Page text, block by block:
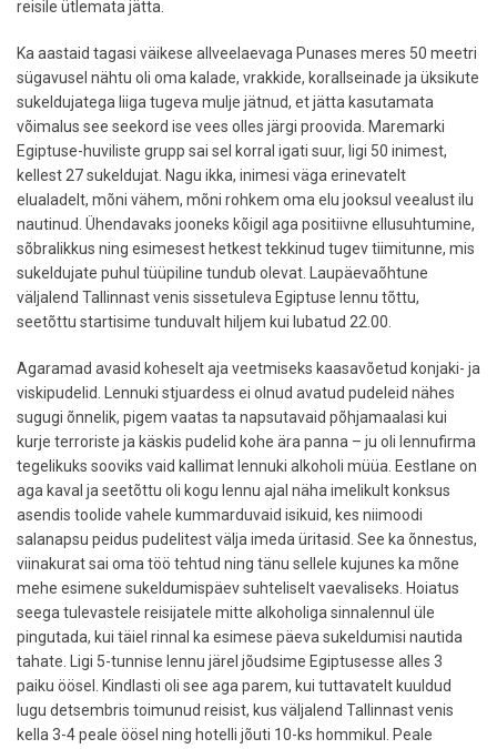
reisile ütlemata jätta.
Ka aastaid tagasi väikese allveelaevaga Punases meres 50 meetri
sügavusel nähtu oli oma kalade, vrakkide, korallseinade ja üksikute
sukeldujatega liiga tugeva mulje jätnud, et jätta kasutamata
võimalus see seekord ise vees olles järgi proovida. Maremarki
Egiptuse-huviliste grupp sai sel korral igati suur, ligi 50 inimest,
kellest 27 sukeldujat. Nagu ikka, inimesi väga erinevatelt
elualadelt, mõni vähem, mõni rohkem oma elu jooksul veealust ilu
nautinud. Ühendavaks jooneks kõigil aga positiivne ellusuhtumine,
sõbralikkus ning esimesest hetkest tekkinud tugev tiimitunne, mis
sukeldujate puhul tüüpiline tundub olevat. Laupäevaõhtune
väljalend Tallinnast venis sissetuleva Egiptuse lennu tõttu,
seetõttu startisime tunduvalt hiljem kui lubatud 22.00.
Agaramad avasid koheselt aja veetmiseks kaasavõetud konjaki- ja
viskipudelid. Lennuki stjuardess ei olnud avatud pudeleid nähes
sugugi õnnelik, pigem vaatas ta napsutavaid põhjamaalasi kui
kurje terroriste ja käskis pudelid kohe ära panna – ju oli lennufirma
tegelikuks sooviks vaid kallimat lennuki alkoholi müüa. Eestlane on
aga kaval ja seetõttu oli kogu lennu ajal näha imelikult konksus
asendis toolide vahele kummarduvaid isikuid, kes niimoodi
salanapsu peidus pudelitest välja imeda üritasid. See ka õnnestus,
viinakurat sai oma töö tehtud ning tänu sellele kujunes ka mõne
mehe esimene sukeldumispäev suhteliselt vaevaliseks. Hoiatus
seega tulevastele reisijatele mitte alkoholiga sinnalennul üle
pingutada, kui täiel rinnal ka esimese päeva sukeldumisi nautida
tahate. Ligi 5-tunnise lennu järel jõudsime Egiptusesse alles 3
paiku öösel. Kindlasti oli see aga parem, kui tuttavatelt kuuldud
lugu detsembris toimunud reisist, kus väljalend Tallinnast venis
kella 3-4 peale öösel ning hotelli jõuti 10-ks hommikul. Peale